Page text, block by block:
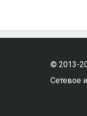
© 2013-
Сетевое